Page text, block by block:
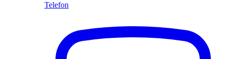
Telefon